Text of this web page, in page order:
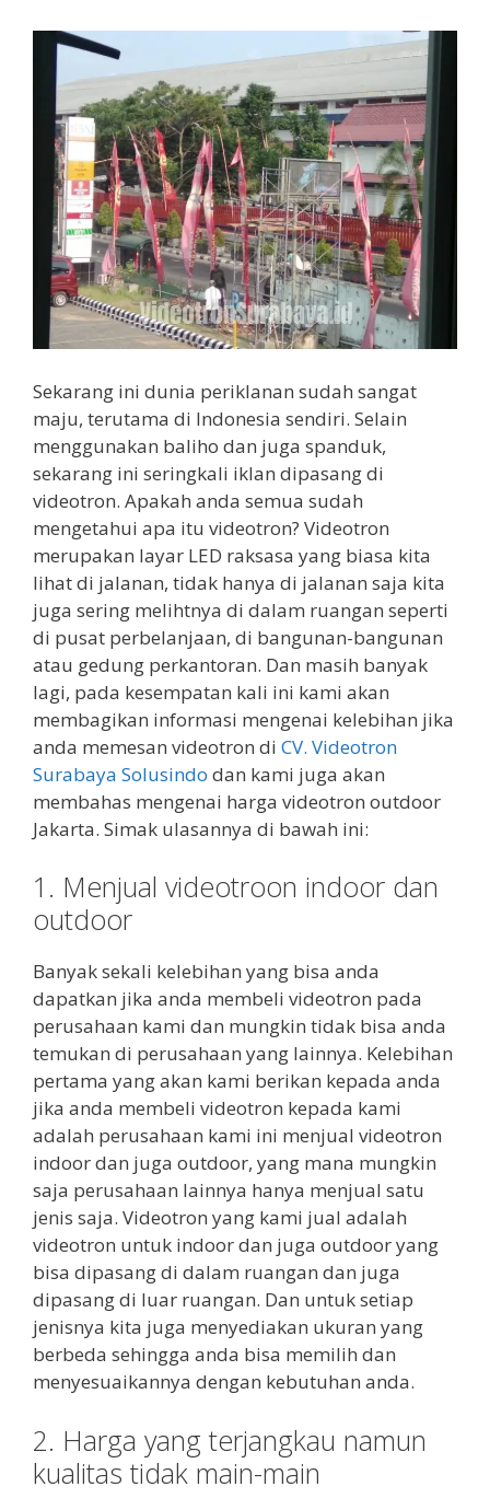
Sekarang ini dunia periklanan sudah sangat
maju, terutama di Indonesia sendiri. Selain
menggunakan baliho dan juga spanduk,
sekarang ini seringkali iklan dipasang di
videotron. Apakah anda semua sudah
mengetahui apa itu videotron? Videotron
merupakan layar LED raksasa yang biasa kita
lihat di jalanan, tidak hanya di jalanan saja kita
juga sering melihtnya di dalam ruangan seperti
di pusat perbelanjaan, di bangunan-bangunan
atau gedung perkantoran. Dan masih banyak
lagi, pada kesempatan kali ini kami akan
membagikan informasi mengenai kelebihan jika
anda memesan videotron di CV. Videotron
Surabaya Solusindo dan kami juga akan
membahas mengenai harga videotron outdoor
Jakarta. Simak ulasannya di bawah ini:
1. Menjual videotroon indoor dan
outdoor
Banyak sekali kelebihan yang bisa anda
dapatkan jika anda membeli videotron pada
perusahaan kami dan mungkin tidak bisa anda
temukan di perusahaan yang lainnya. Kelebihan
pertama yang akan kami berikan kepada anda
jika anda membeli videotron kepada kami
adalah perusahaan kami ini menjual videotron
indoor dan juga outdoor, yang mana mungkin
saja perusahaan lainnya hanya menjual satu
jenis saja. Videotron yang kami jual adalah
videotron untuk indoor dan juga outdoor yang
bisa dipasang di dalam ruangan dan juga
dipasang di luar ruangan. Dan untuk setiap
jenisnya kita juga menyediakan ukuran yang
berbeda sehingga anda bisa memilih dan
menyesuaikannya dengan kebutuhan anda.
2. Harga yang terjangkau namun
kualitas tidak main-main